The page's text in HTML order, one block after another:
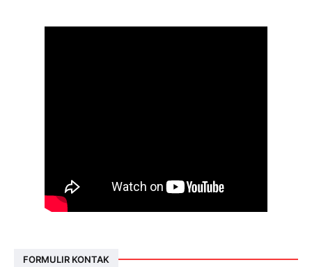
FORMULIR KONTAK